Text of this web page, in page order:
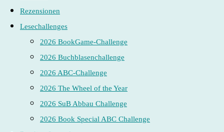
Rezensionen
Lesechallenges
2026 BookGame-Challenge
2026 Buchblasenchallenge
2026 ABC-Challenge
2026 The Wheel of the Year
2026 SuB Abbau Challenge
2026 Book Special ABC Challenge